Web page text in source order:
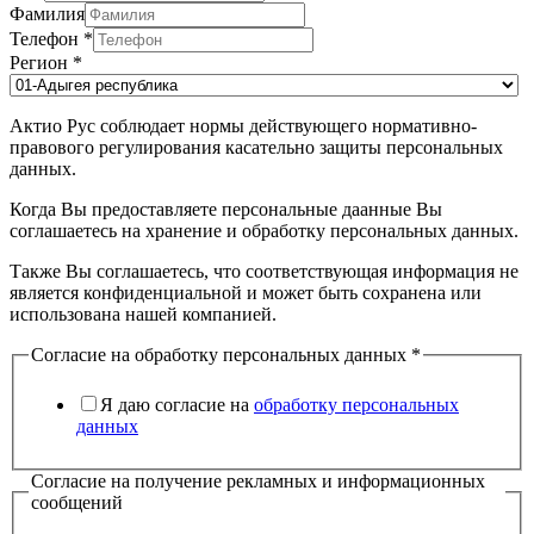
Фамилия
Телефон *
Регион *
Актио Рус соблюдает нормы действующего нормативно-
правового регулирования касательно защиты персональных
данных.
Когда Вы предоставляете персональные даанные Вы
соглашаетесь на хранение и обработку персональных данных.
Также Вы соглашаетесь, что соответствующая информация не
является конфиденциальной и может быть сохранена или
использована нашей компанией.
Согласие на обработку персональных данных *
Я даю согласие на обработку персональных
данных
Согласие на получение рекламных и информационных
сообщений